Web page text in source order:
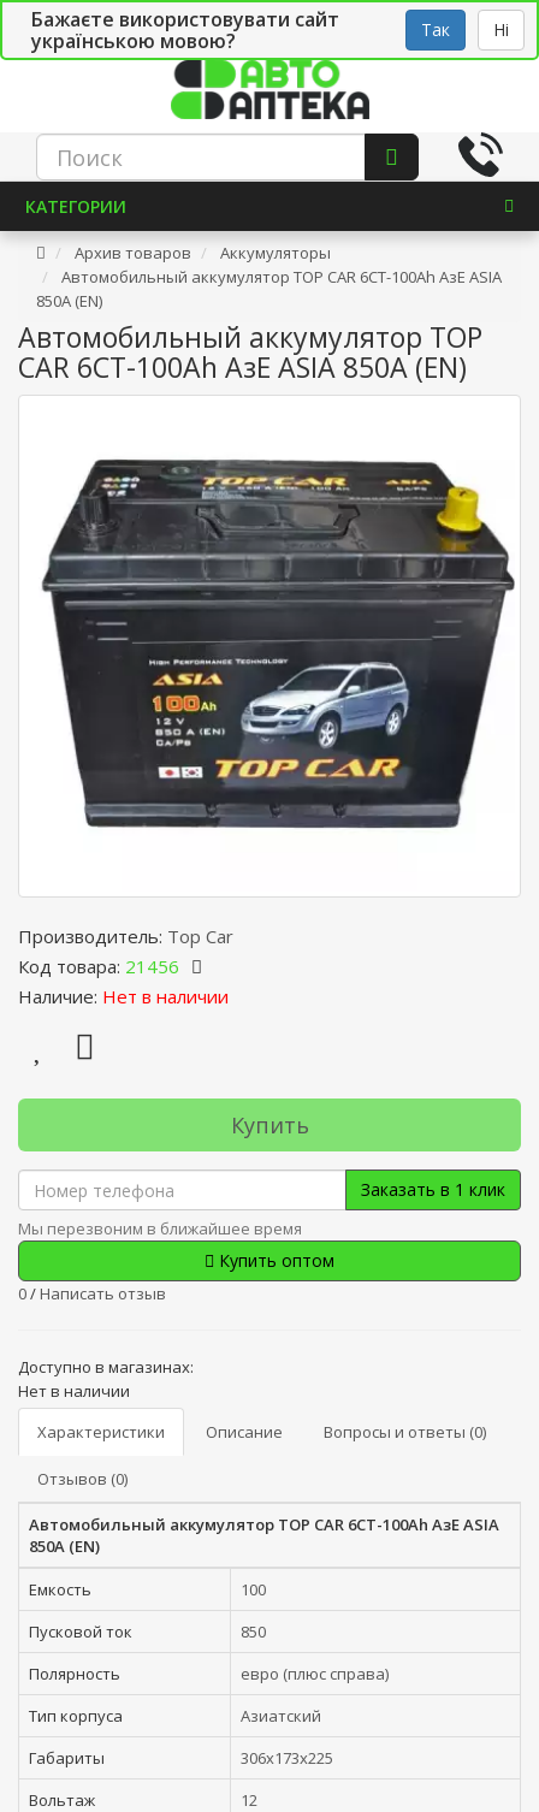
Бажаєте використовувати сайт
українською мовою?
Так Ні
СТО Укр
КАТЕГОРИИ
Архив товаров
Аккумуляторы
Автомобильный аккумулятор TOP CAR 6СТ-100Ah АзЕ ASIA
850A (EN)
Автомобильный аккумулятор TOP
CAR 6СТ-100Ah АзЕ ASIA 850A (EN)
Производитель: Top Car
Код товара: 21456
Наличие: Нет в наличии
Купить
Заказать в 1 клик
Мы перезвоним в ближайшее время
Купить оптом
0/ Написать отзыв
Доступно в магазинах:
Нет в наличии
Характеристики
Описание Вопросы и ответы (0)
Отзывов (0)
Автомобильный аккумулятор TOP CAR 6СТ-100Ah АзЕ ASIA
850A (EN)
Емкость
100
Пусковой ток
850
Полярность
евро (плюс справа)
Тип корпуса
Азиатский
Габариты
306x173x225
Вольтаж
12